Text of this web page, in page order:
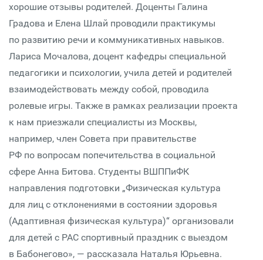
хорошие отзывы родителей. Доценты Галина
Градова и Елена Шлай проводили практикумы
по развитию речи и коммуникативных навыков.
Лариса Мочалова, доцент кафедры специальной
педагогики и психологии, учила детей и родителей
взаимодействовать между собой, проводила
ролевые игры. Также в рамках реализации проекта
к нам приезжали специалисты из Москвы,
например, член Совета при правительстве
РФ по вопросам попечительства в социальной
сфере Анна Битова. Студенты ВШППиФК
направления подготовки „Физическая культура
для лиц с отклонениями в состоянии здоровья
(Адаптивная физическая культура)“ организовали
для детей с РАС спортивный праздник с выездом
в Бабонегово», — рассказала Наталья Юрьевна.